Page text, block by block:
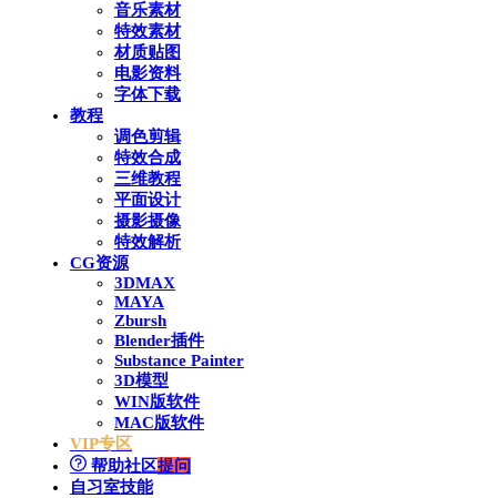
音乐素材
特效素材
材质贴图
电影资料
字体下载
教程
调色剪辑
特效合成
三维教程
平面设计
摄影摄像
特效解析
CG资源
3DMAX
MAYA
Zbursh
Blender插件
Substance Painter
3D模型
WIN版软件
MAC版软件
VIP专区
帮助社区提问
自习室技能